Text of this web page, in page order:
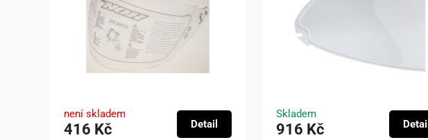
není skladem
416 Kč Detail
Skladem
916 Kč Detail